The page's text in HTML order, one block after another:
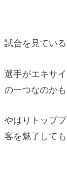
試合を見ている
選手がエキサ
の一つなのかも
やはりトップ
客を魅了しても